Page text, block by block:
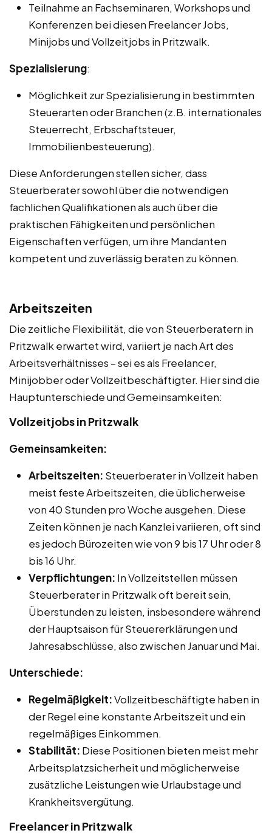
Teilnahme an Fachseminaren, Workshops und
Konferenzen bei diesen Freelancer Jobs,
Minijobs und Vollzeitjobs in Pritzwalk.
Spezialisierung:
Möglichkeit zur Spezialisierung in bestimmten
Steuerarten oder Branchen (z.B. internationales
Steuerrecht, Erbschaftsteuer,
Immobilienbesteuerung).
Diese Anforderungen stellen sicher, dass
Steuerberater sowohl über die notwendigen
fachlichen Qualifikationen als auch über die
praktischen Fähigkeiten und persönlichen
Eigenschaften verfügen, um ihre Mandanten
kompetent und zuverlässig beraten zu können.
Arbeitszeiten
Die zeitliche Flexibilität, die von Steuerberatern in
Pritzwalk erwartet wird, variiert je nach Art des
Arbeitsverhältnisses – sei es als Freelancer,
Minijobber oder Vollzeitbeschäftigter. Hier sind die
Hauptunterschiede und Gemeinsamkeiten:
Vollzeitjobs in Pritzwalk
Gemeinsamkeiten:
Arbeitszeiten: Steuerberater in Vollzeit haben
meist feste Arbeitszeiten, die üblicherweise
von 40 Stunden pro Woche ausgehen. Diese
Zeiten können je nach Kanzlei variieren, oft sind
es jedoch Bürozeiten wie von 9 bis 17 Uhr oder 8
bis 16 Uhr.
Verpflichtungen: In Vollzeitstellen müssen
Steuerberater in Pritzwalk oft bereit sein,
Überstunden zu leisten, insbesondere während
der Hauptsaison für Steuererklärungen und
Jahresabschlüsse, also zwischen Januar und Mai.
Unterschiede:
Regelmäßigkeit:Vollzeitbeschäftigte haben in
der Regel eine konstante Arbeitszeit und ein
regelmäßiges Einkommen.
Stabilität: Diese Positionen bieten meist mehr
Arbeitsplatzsicherheit und möglicherweise
zusätzliche Leistungen wie Urlaubstage und
Krankheitsvergütung.
Freelancer in Pritzwalk